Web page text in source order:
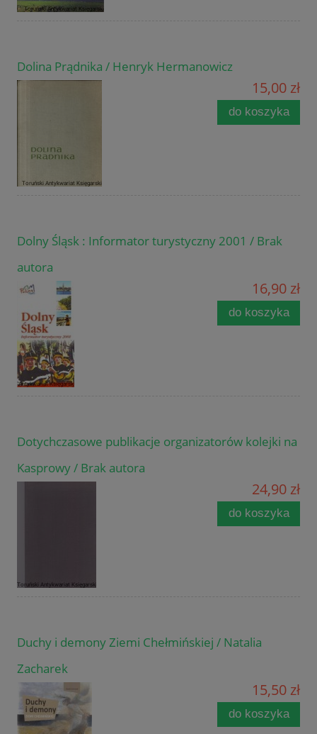
Dolina Prądnika / Henryk Hermanowicz
15,00 zł
do koszyka
Dolny Śląsk : Informator turystyczny 2001 / Brak
autora
16,90 zł
do koszyka
Dotychczasowe publikacje organizatorów kolejki na
Kasprowy / Brak autora
24,90 zł
do koszyka
Duchy i demony Ziemi Chełmińskiej / Natalia
Zacharek
15,50 zł
do koszyka